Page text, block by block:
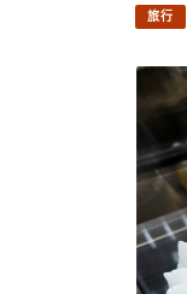
旅行